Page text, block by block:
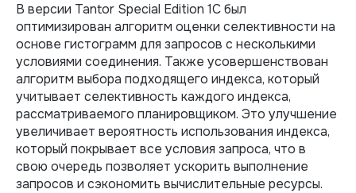
В версии Tantor Special Edition 1C был
оптимизирован алгоритм оценки селективности на
основе гистограмм для запросов с несколькими
условиями соединения. Также усовершенствован
алгоритм выбора подходящего индекса, который
учитывает селективность каждого индекса,
рассматриваемого планировщиком. Это улучшение
увеличивает вероятность использования индекса,
который покрывает все условия запроса, что в
свою очередь позволяет ускорить выполнение
запросов и сэкономить вычислительные ресурсы.